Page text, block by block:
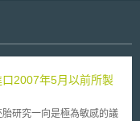
2007年5月以前所製
研究一向是極為敏感的議